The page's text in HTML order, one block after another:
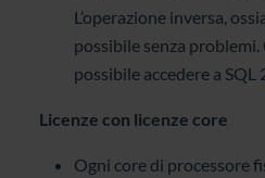
L’operazione inversa,
possibile senza
possibile accedere a SQL
Licenze con licenze core
Ogni core di processore